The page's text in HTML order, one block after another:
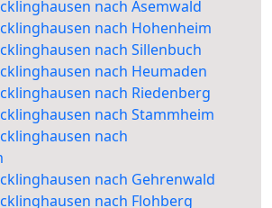
nach Asemwald
nach Hohenheim
nach Sillenbuch
nach Heumaden
nach Riedenberg
nach Stammheim
nach
nach Gehrenwald
nach Flohberg